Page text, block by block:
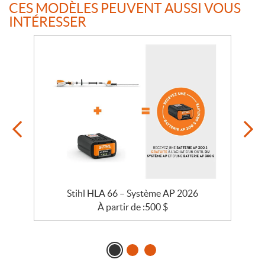
CES MODÈLES PEUVENT AUSSI VOUS
INTÉRESSER
Stihl HLA 66 – Système AP 2026
À partir de :500 $